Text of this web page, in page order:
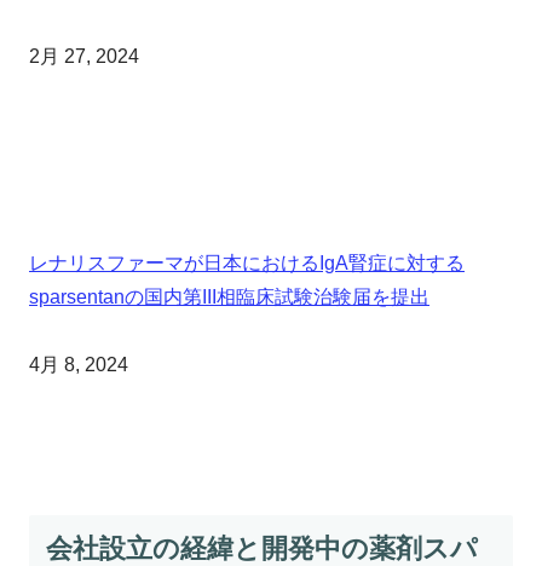
2月 27, 2024
レナリスファーマが日本におけるIgA腎症に対する
sparsentanの国内第III相臨床試験治験届を提出
4月 8, 2024
会社設立の経緯と開発中の薬剤スパ